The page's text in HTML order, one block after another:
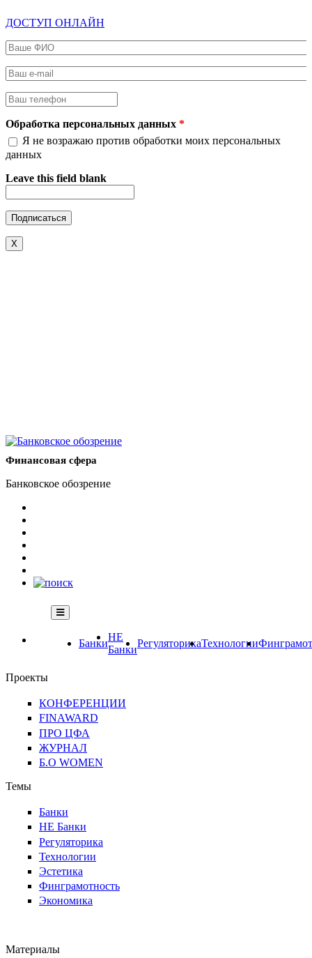
ДОСТУП ОНЛАЙН
Ваше ФИО
Ваш e-mail
Ваш телефон
Обработка персональных данных *
Я не возражаю против обработки моих персональных
данных
Leave this field blank
X
Финансовая сфера
Банковское обозрение
Банки
НЕ
Банки
РегуляторикаТехнологии
Проекты
КОНФЕРЕНЦИИ
FINAWARD
ПРО ЦФА
ЖУРНАЛ
Б.О WOMEN
Темы
Банки
НЕ Банки
Регуляторика
Технологии
Эстетика
Финграмотность
Экономика
Материалы